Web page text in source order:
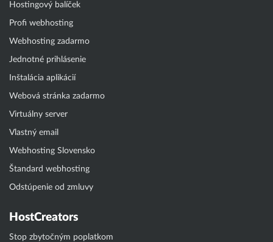
Hostingový balíček
Profi webhosting
Webhosting zadarmo
Jednotné prihlásenie
Inštalácia aplikácií
Webová stránka zadarmo
Virtuálny server
Vlastný email
Webhosting Slovensko
Štandard webhosting
Odstúpenie od zmluvy
HostCreators
Stop zbytočným poplatkom